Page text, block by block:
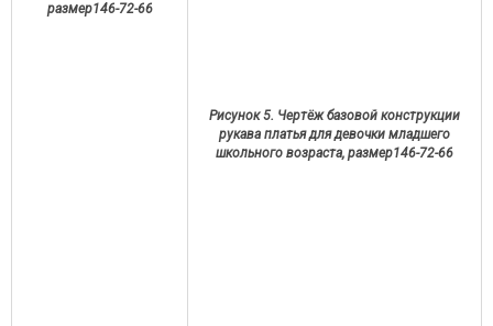
размер146-72-66
Рисунок 5. Чертёж базовой конструкции
рукава платья для девочки младшего
школьного возраста, размер146-72-66